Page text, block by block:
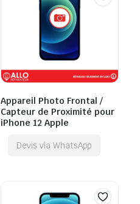
Appareil Photo Frontal /
Capteur de Proximité pour
iPhone 12 Apple
Devis via WhatsApp